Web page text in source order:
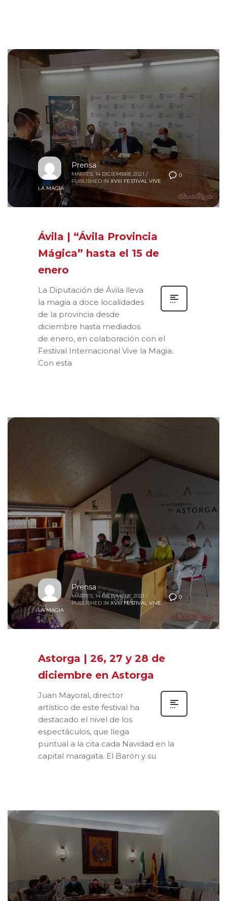
0
Prensa
MARTES, 14 DICIEMBRE 2021 /
PUBLISHED IN XVIII FESTIVAL VIVE
LA MAGIA
Ávila | “Ávila Provincia
Mágica” hasta el 15 de
enero
La Diputación de Ávila lleva
la magia a doce localidades
de la provincia desde
diciembre hasta mediados
de enero, en colaboración con el
Festival Internacional Vive la Magia.
Con esta
0
Prensa
MARTES, 14 DICIEMBRE 2021 /
PUBLISHED IN XVIII FESTIVAL VIVE
LA MAGIA
Astorga | 26, 27 y 28 de
diciembre en Astorga
Juan Mayoral, director
artístico de este festival ha
destacado el nivel de los
espectáculos, que llega
puntual a la cita cada Navidad en la
capital maragata. El Barón y su